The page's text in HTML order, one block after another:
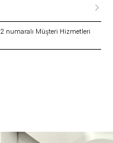
Müşteri Hizmetleri